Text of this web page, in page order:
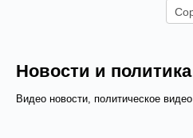
Новости и политика
Видео новости, политическое видео